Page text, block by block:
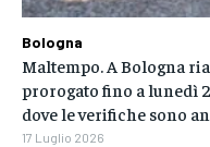
Bologna
Maltempo. A Bologna
prorogato fino a lunedì
dove le verifiche sono
17 Luglio 2026